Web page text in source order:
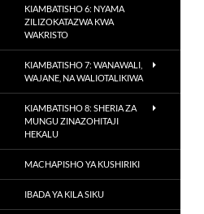
KIAMBATISHO 6: NYAMA
ZILIZOKATAZWA KWA
WAKRISTO
KIAMBATISHO 7: WANAWALI,
WAJANE, NA WALIOTALIKIWA
KIAMBATISHO 8: SHERIA ZA
MUNGU ZINAZOHITAJI
HEKALU
MACHAPISHO YA KUSHIRIKI
IBADA YA KILA SIKU